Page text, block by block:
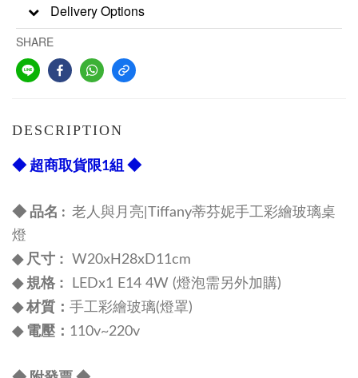
Delivery Options
SHARE
DESCRIPTION
◆ 超商取貨限1組 ◆
◆ 品名 : 老人與月亮|Tiffany蒂芬妮手工彩繪玻璃桌
燈
◆ 尺寸 : W20xH28xD11cm
◆ 規格 :
LEDx1 E14 4W (燈泡需另外加購)
◆ 材質： 手工彩繪玻璃(燈罩)
◆ 電壓： 110v~220v